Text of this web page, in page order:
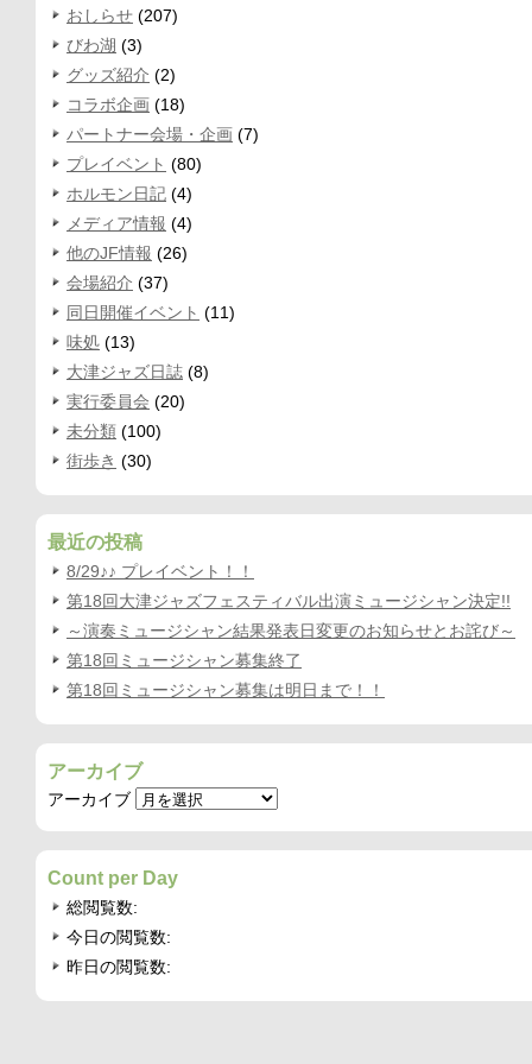
おしらせ (207)
びわ湖 (3)
グッズ紹介 (2)
コラボ企画 (18)
パートナー会場・企画 (7)
プレイベント (80)
ホルモン日記 (4)
メディア情報 (4)
他のJF情報 (26)
会場紹介 (37)
同日開催イベント (11)
味処 (13)
大津ジャズ日誌 (8)
実行委員会 (20)
未分類 (100)
街歩き (30)
最近の投稿
8/29♪♪ プレイベント！！
第18回大津ジャズフェスティバル出演ミュージシャン決定!!
～演奏ミュージシャン結果発表日変更のお知らせとお詫び～
第18回ミュージシャン募集終了
第18回ミュージシャン募集は明日まで！！
アーカイブ
アーカイブ
Count per Day
総閲覧数:
今日の閲覧数:
昨日の閲覧数: